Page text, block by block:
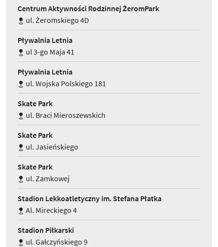
Centrum Aktywności Rodzinnej ŻeromPark
ul. Żeromskiego 4D
Pływalnia Letnia
ul 3-go Maja 41
Pływalnia Letnia
ul. Wojska Polskiego 181
Skate Park
ul. Braci Mieroszewskich
Skate Park
ul. Jasieńskiego
Skate Park
ul. Zamkowej
Stadion Lekkoatletyczny im. Stefana Płatka
Al. Mireckiego 4
Stadion Piłkarski
ul. Gałczyńskiego 9